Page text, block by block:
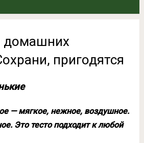
домашних
пригодятся
— мягкое, нежное, воздушное.
Это тесто подходит к любой